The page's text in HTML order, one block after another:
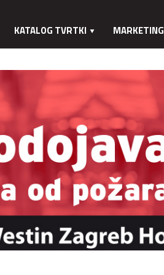
KATALOG TVRTKI MARKETING